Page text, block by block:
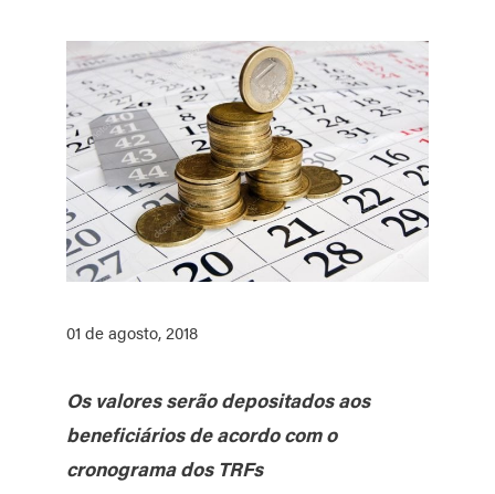
01 de agosto, 2018
Os valores serão depositados aos
beneficiários de acordo com o
cronograma dos TRFs